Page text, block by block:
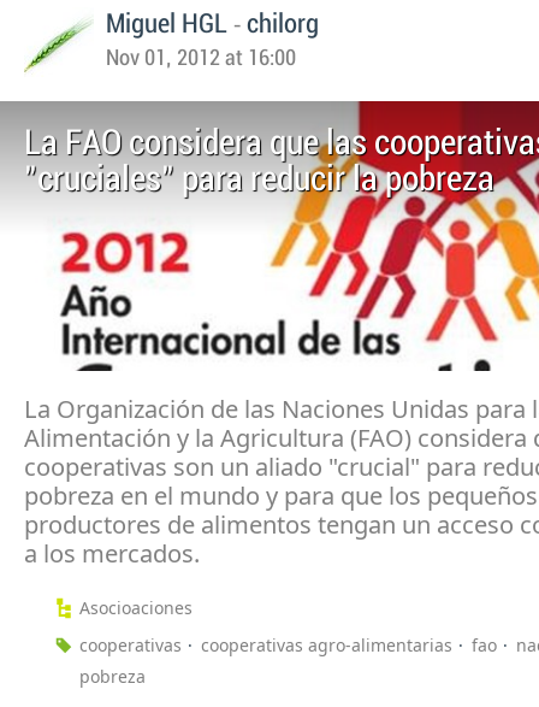
Miguel HGL - chilorg
Nov 01, 2012 at 16:00
La FAO considera que las
"cruciales" para reducir la pobreza
La Organización de las Naciones Unidas para
Alimentación y la Agricultura (FAO) considera
cooperativas son un aliado "crucial" para
pobreza en el mundo y para que los pequeños
productores de alimentos tengan un acceso
a los mercados.
Asocioaciones
cooperativas
cooperativas agro-alimentarias fao
pobreza